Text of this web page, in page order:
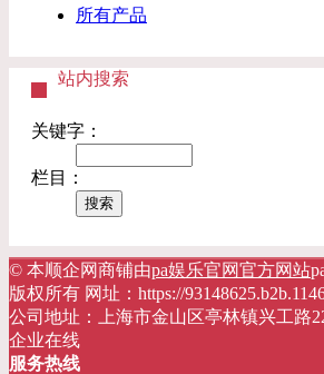
所有产品
站内搜索
关键字：
栏目：
© 本顺企网商铺由pa娱乐官网官方网站
版权所有 网址：https://
公司地址：上海市金山区亭林镇兴工路
企业在线
服务热线